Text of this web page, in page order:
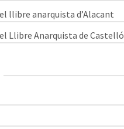
llibre anarquista d’Alacant
Llibre Anarquista de Castelló